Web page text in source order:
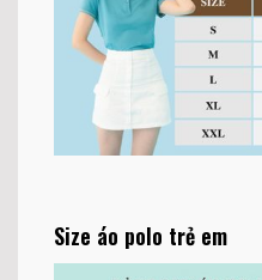
Size áo polo trẻ em